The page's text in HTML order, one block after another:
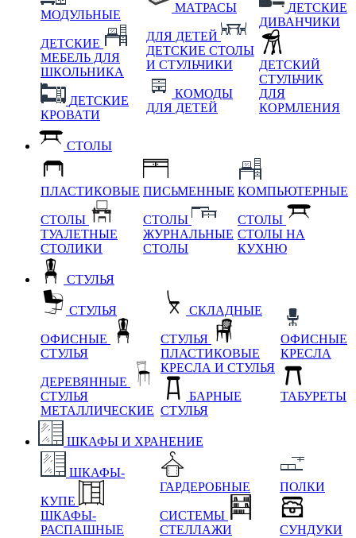
МОДУЛЬНЫЕ
ДЕТСКИЕ
МЕБЕЛЬ ДЛЯ
ШКОЛЬНИКА
ДЕТСКИЕ
КРОВАТИ
МАТРАСЫ
ДЛЯ ДЕТЕЙ
ДЕТСКИЕ СТОЛЫ
И СТУЛЬЧИКИ
КОМОДЫ
ДЛЯ ДЕТЕЙ
ДЕТСКИЕ
ДИВАНЧИКИ
ДЕТСКИЙ
СТУЛЬЧИК
ДЛЯ
КОРМЛЕНИЯ
СТОЛЫ
ПЛАСТИКОВЫЕ
СТОЛЫ
ТУАЛЕТНЫЕ
СТОЛИКИ
ПИСЬМЕННЫЕ
СТОЛЫ
ЖУРНАЛЬНЫЕ
СТОЛЫ
КОМПЬЮТЕРНЫЕ
СТОЛЫ
СТОЛЫ НА
КУХНЮ
СТУЛЬЯ
СТУЛЬЯ
ОФИСНЫЕ
СТУЛЬЯ
ДЕРЕВЯННЫЕ
СТУЛЬЯ
МЕТАЛЛИЧЕСКИЕ
СКЛАДНЫЕ
СТУЛЬЯ
ПЛАСТИКОВЫЕ
КРЕСЛА И СТУЛЬЯ
БАРНЫЕ
СТУЛЬЯ
ОФИСНЫЕ
КРЕСЛА
ТАБУРЕТЫ
ШКАФЫ И ХРАНЕНИЕ
ШКАФЫ-
КУПЕ
ШКАФЫ-
РАСПАШНЫЕ
ГАРДЕРОБНЫЕ
СИСТЕМЫ
СТЕЛЛАЖИ
ПОЛКИ
СУНДУКИ